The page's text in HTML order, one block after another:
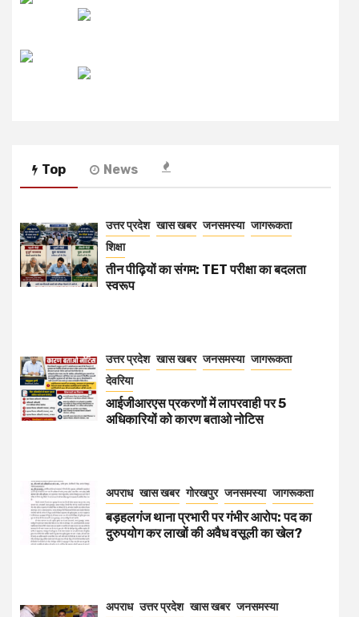
Top News
उत्तर प्रदेश खास खबर जनसमस्या जागरूकता
शिक्षा
तीन पीढ़ियों का संगम: TET परीक्षा का बदलता
स्वरूप
उत्तर प्रदेश खास खबर जनसमस्या जागरूकता
देवरिया
आईजीआरएस प्रकरणों में लापरवाही पर 5
अधिकारियों को कारण बताओ नोटिस
अपराध खास खबर गोरखपुर जनसमस्या जागरूकता
बड़हलगंज थाना प्रभारी पर गंभीर आरोप: पद का
दुरुपयोग कर लाखों की अवैध वसूली का खेल?
अपराध उत्तर प्रदेश खास खबर जनसमस्या